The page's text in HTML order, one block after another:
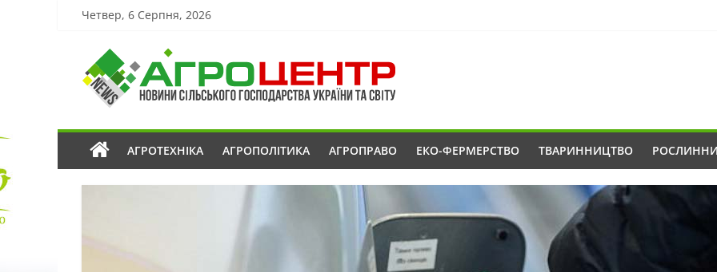
Четвер, 6 Серпня, 2026
АГРОТЕХНІКА АГРОПОЛІТИКА АГРОПРАВО ЕКО-ФЕРМЕРСТВО ТВАРИННИЦТВО